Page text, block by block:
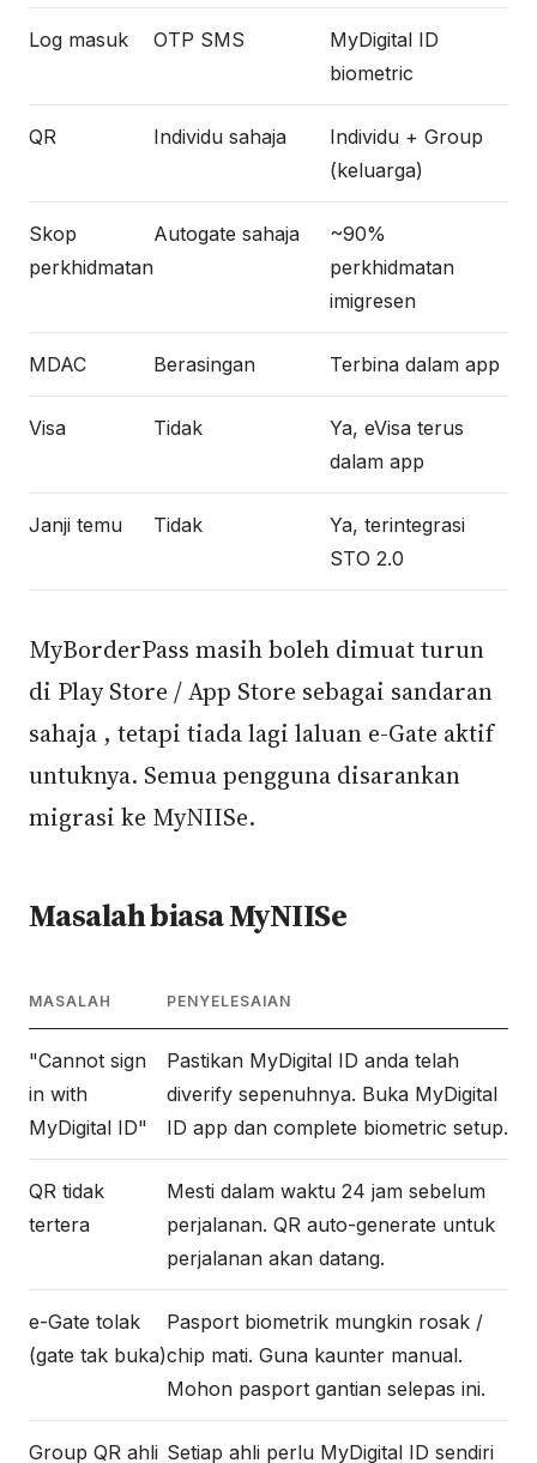
Log masuk OTP SMS
MyDigital ID
biometric
QR Individu sahaja
Individu + Group
(keluarga)
Skop
perkhidmatan
Autogate sahaja
~90%
perkhidmatan
imigresen
MDAC Berasingan Terbina dalam app
Visa Tidak
Ya, eVisa terus
dalam app
Janji temu Tidak
Ya, terintegrasi
STO 2.0
MyBorderPass masih boleh dimuat turun
di Play Store / App Store sebagai sandaran
sahaja , tetapi tiada lagi laluan e-Gate aktif
untuknya. Semua pengguna disarankan
migrasi ke MyNIISe.
Masalah biasa MyNIISe
MASALAH PENYELESAIAN
"Cannot sign
in with
MyDigital ID"
Pastikan MyDigital ID anda telah
diverify sepenuhnya. Buka MyDigital
ID app dan complete biometric setup.
QR tidak
tertera
Mesti dalam waktu 24 jam sebelum
perjalanan. QR auto-generate untuk
perjalanan akan datang.
e-Gate tolak
(gate tak buka)
Pasport biometrik mungkin rosak /
chip mati. Guna kaunter manual.
Mohon pasport gantian selepas ini.
Group QR ahli Setiap ahli perlu MyDigital ID sendiri